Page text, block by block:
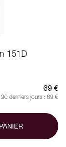
151D
69 €
derniers jours : 69 €